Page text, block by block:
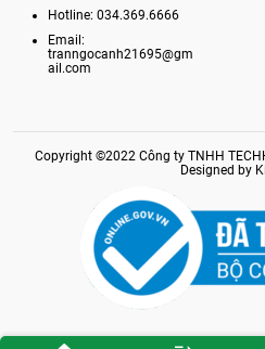
Hotline: 034.369.6666
Email:
tranngocanh21695@gm
ail.com
Copyright ©2022 Công ty TNHH
Designed by